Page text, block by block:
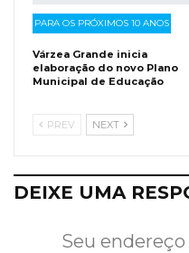
PARA OS PRÓXIMOS 10 ANOS
Várzea Grande inicia
elaboração do novo Plano
Municipal de Educação
PREV NEXT
DEIXE UMA
Seu